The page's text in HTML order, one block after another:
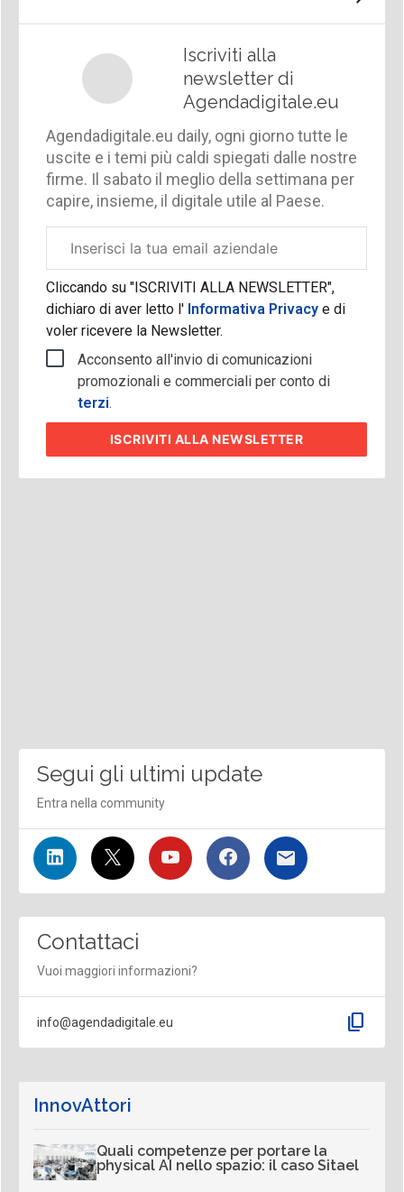
Iscriviti alla
newsletter di
Agendadigitale.eu
Agendadigitale.eu daily, ogni giorno tutte le
uscite e i temi più caldi spiegati dalle nostre
firme. Il sabato il meglio della settimana per
capire, insieme, il digitale utile al Paese.
aziendale
Cliccando su "ISCRIVITI ALLA NEWSLETTER",
dichiaro di aver letto l'Informativa Privacy e di
voler ricevere la Newsletter.
Acconsento all'invio di comunicazioni
promozionali e commerciali per conto di
terzi.
ISCRIVITI ALLA NEWSLETTER
Segui gli ultimi update
Entra nella community
Contattaci
Vuoi maggiori informazioni?
info@agendadigitale.eu content_copy
InnovAttori
Quali competenze per portare la
physical AI nello spazio: il caso Sitael